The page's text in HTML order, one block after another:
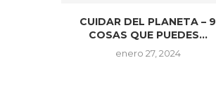
CUIDAR DEL PLANETA – 9
COSAS QUE PUEDES...
enero 27, 2024